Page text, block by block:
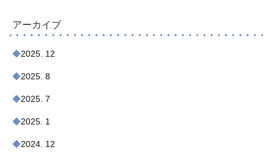
アーカイブ
2025. 12
2025. 8
2025. 7
2025. 1
2024. 12